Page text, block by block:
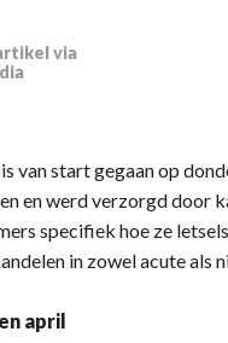
via
van start gegaan op
en werd verzorgd door
specifiek hoe ze
in zowel acute als
april